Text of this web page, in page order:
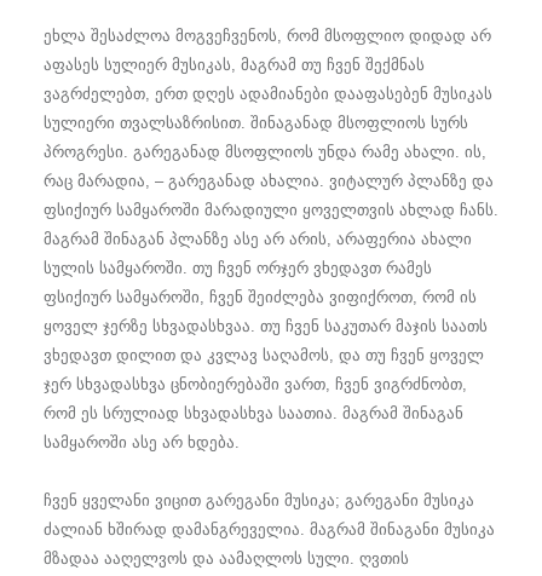
ეხლა შესაძლოა მოგვეჩვენოს, რომ მსოფლიო დიდად არ
აფასეს სულიერ მუსიკას, მაგრამ თუ ჩვენ შექმნას
ვაგრძელებთ, ერთ დღეს ადამიანები დააფასებენ მუსიკას
სულიერი თვალსაზრისით. შინაგანად მსოფლიოს სურს
პროგრესი. გარეგანად მსოფლიოს უნდა რამე ახალი. ის,
რაც მარადია, – გარეგანად ახალია. ვიტალურ პლანზე და
ფსიქიურ სამყაროში მარადიული ყოველთვის ახლად ჩანს.
მაგრამ შინაგან პლანზე ასე არ არის, არაფერია ახალი
სულის სამყაროში. თუ ჩვენ ორჯერ ვხედავთ რამეს
ფსიქიურ სამყაროში, ჩვენ შეიძლება ვიფიქროთ, რომ ის
ყოველ ჯერზე სხვადასხვაა. თუ ჩვენ საკუთარ მაჯის საათს
ვხედავთ დილით და კვლავ საღამოს, და თუ ჩვენ ყოველ
ჯერ სხვადასხვა ცნობიერებაში ვართ, ჩვენ ვიგრძნობთ,
რომ ეს სრულიად სხვადასხვა საათია. მაგრამ შინაგან
სამყაროში ასე არ ხდება.
ჩვენ ყველანი ვიცით გარეგანი მუსიკა; გარეგანი მუსიკა
ძალიან ხშირად დამანგრეველია. მაგრამ შინაგანი მუსიკა
მზადაა ააღელვოს და აამაღლოს სული. ღვთის